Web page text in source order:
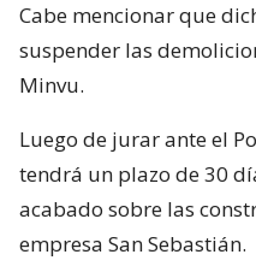
Cabe mencionar que
suspender las
Minvu.
Luego de jurar ante el
tendrá un plazo de 30
acabado sobre las
empresa San Sebastián.